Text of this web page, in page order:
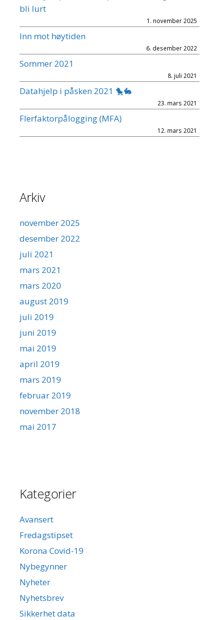
bli lurt
1. november 2025
Inn mot høytiden
6. desember 2022
Sommer 2021
8. juli 2021
Datahjelp i påsken 2021 🐤🐇
23. mars 2021
Flerfaktorpålogging (MFA)
12. mars 2021
Arkiv
november 2025
desember 2022
juli 2021
mars 2021
mars 2020
august 2019
juli 2019
juni 2019
mai 2019
april 2019
mars 2019
februar 2019
november 2018
mai 2017
Kategorier
Avansert
Fredagstipset
Korona Covid-19
Nybegynner
Nyheter
Nyhetsbrev
Sikkerhet data